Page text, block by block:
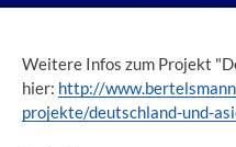
Weitere Infos zum Projekt
hier: http://
projekte/deutschland-und-